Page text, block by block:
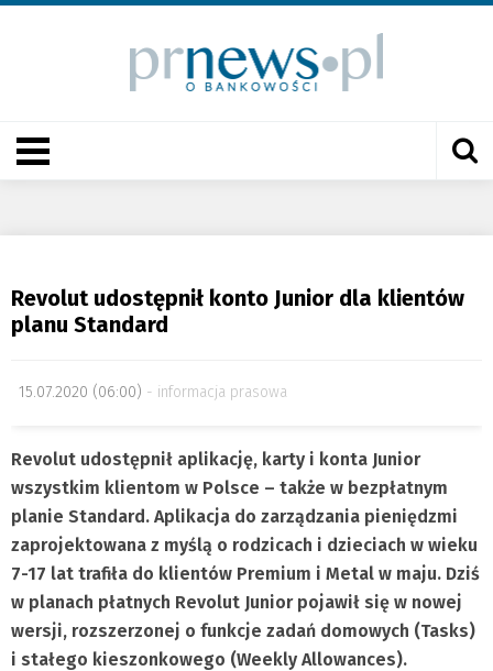
Revolut udostępnił konto Junior dla klientów
planu Standard
15.07.2020 (06:00) informacja prasowa
Revolut udostępnił aplikację, karty i konta Junior
wszystkim klientom w Polsce – także w bezpłatnym
planie Standard. Aplikacja do zarządzania pieniędzmi
zaprojektowana z myślą o rodzicach i dzieciach w wieku
7-17 lat trafiła do klientów Premium i Metal w maju. Dziś
w planach płatnych Revolut Junior pojawił się w nowej
wersji, rozszerzonej o funkcje zadań domowych (Tasks)
i stałego kieszonkowego (Weekly Allowances).